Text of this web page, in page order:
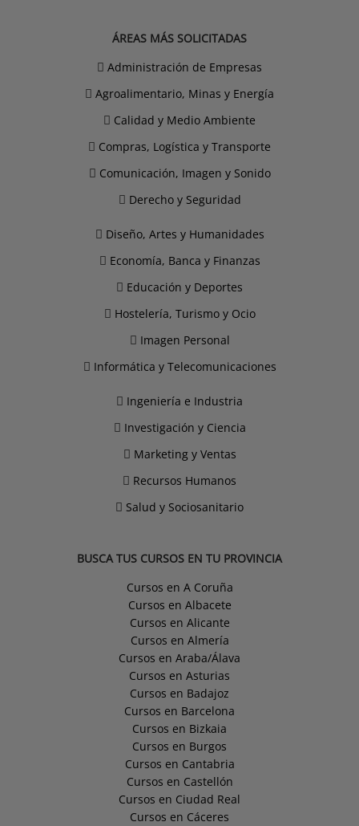
ÁREAS MÁS SOLICITADAS
Administración de Empresas
Agroalimentario, Minas y Energía
Calidad y Medio Ambiente
Compras, Logística y Transporte
Comunicación, Imagen y Sonido
Derecho y Seguridad
Diseño, Artes y Humanidades
Economía, Banca y Finanzas
Educación y Deportes
Hostelería, Turismo y Ocio
Imagen Personal
Informática y Telecomunicaciones
Ingeniería e Industria
Investigación y Ciencia
Marketing y Ventas
Recursos Humanos
Salud y Sociosanitario
BUSCA TUS CURSOS EN TU PROVINCIA
Cursos en A Coruña
Cursos en Albacete
Cursos en Alicante
Cursos en Almería
Cursos en Araba/Álava
Cursos en Asturias
Cursos en Badajoz
Cursos en Barcelona
Cursos en Bizkaia
Cursos en Burgos
Cursos en Cantabria
Cursos en Castellón
Cursos en Ciudad Real
Cursos en Cáceres